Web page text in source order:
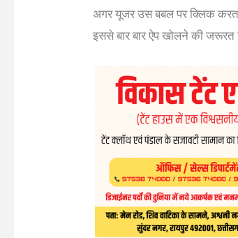
अगर यूजर उस बबल पर क्लिक करता
इससे बार बार ऐप खोलने की जरूरत